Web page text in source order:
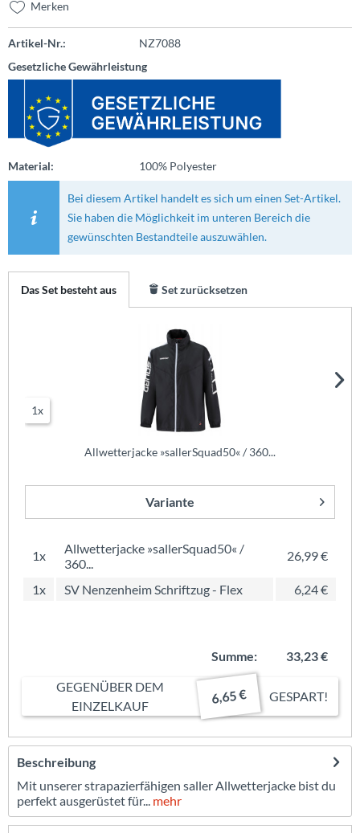
Merken
Artikel-Nr.:
NZ7088
Gesetzliche Gewährleistung
Material: 100% Polyester
Bei diesem Artikel handelt es sich um einen Set-Artikel.
Sie haben die Möglichkeit im unteren Bereich die
gewünschten Bestandteile auszuwählen.
Das Set besteht aus Set zurücksetzen
1x
Allwetterjacke »sallerSquad50« / 360...
Variante
1x
Allwetterjacke »sallerSquad50« /
360...
26,99 €
1x SV Nenzenheim Schriftzug - Flex 6,24 €
Summe:
33,23 €
GEGENÜBER DEM
EINZELKAUF
6,65 € GESPART!
Beschreibung
Mit unserer strapazierfähigen saller Allwetterjacke bist du
perfekt ausgerüstet für... mehr